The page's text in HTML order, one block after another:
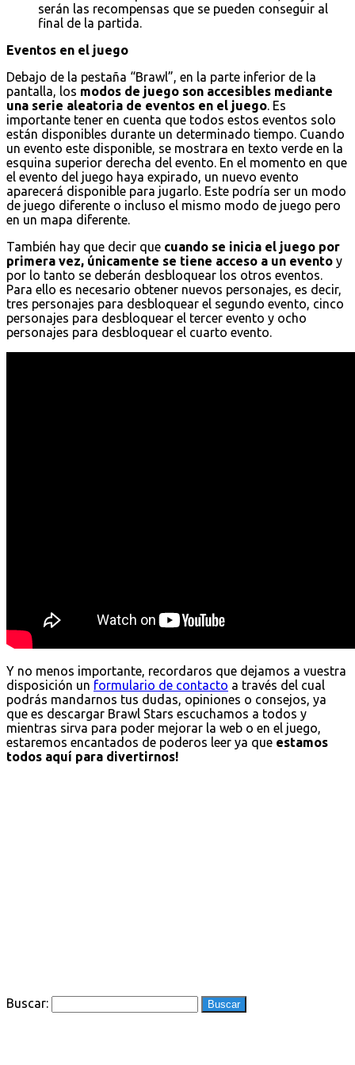
serán las recompensas que se pueden conseguir al
final de la partida.
Eventos en el juego
Debajo de la pestaña “Brawl”, en la parte inferior de la
pantalla, los modos de juego son accesibles mediante
una serie aleatoria de eventos en el juego. Es
importante tener en cuenta que todos estos eventos solo
están disponibles durante un determinado tiempo. Cuando
un evento este disponible, se mostrara en texto verde en la
esquina superior derecha del evento. En el momento en que
el evento del juego haya expirado, un nuevo evento
aparecerá disponible para jugarlo. Este podría ser un modo
de juego diferente o incluso el mismo modo de juego pero
en un mapa diferente.
También hay que decir que cuando se inicia el juego por
primera vez, únicamente se tiene acceso a un evento y
por lo tanto se deberán desbloquear los otros eventos.
Para ello es necesario obtener nuevos personajes, es decir,
tres personajes para desbloquear el segundo evento, cinco
personajes para desbloquear el tercer evento y ocho
personajes para desbloquear el cuarto evento.
Y no menos importante, recordaros que dejamos a vuestra
disposición un formulario de contacto a través del cual
podrás mandarnos tus dudas, opiniones o consejos, ya
que es descargar Brawl Stars escuchamos a todos y
mientras sirva para poder mejorar la web o en el juego,
estaremos encantados de poderos leer ya que estamos
todos aquí para divertirnos!
Buscar: